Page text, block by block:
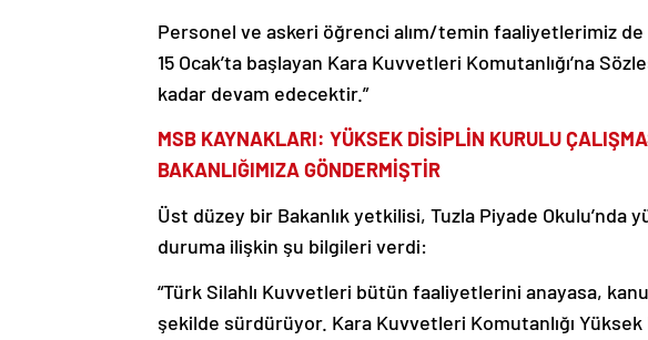
Personel ve askeri öğrenci alım/temin faaliyetlerimiz
15 Ocak’ta başlayan Kara Kuvvetleri Komutanlığı’na
kadar devam edecektir.”
MSB KAYNAKLARI: YÜKSEK DİSİPLİN KURULU
BAKANLIĞIMIZA GÖNDERMİŞTİR
Üst düzey bir Bakanlık yetkilisi, Tuzla Piyade
duruma ilişkin şu bilgileri verdi:
“Türk Silahlı Kuvvetleri bütün faaliyetlerini anayasa,
şekilde sürdürüyor. Kara Kuvvetleri Komutanlığı Yüksek